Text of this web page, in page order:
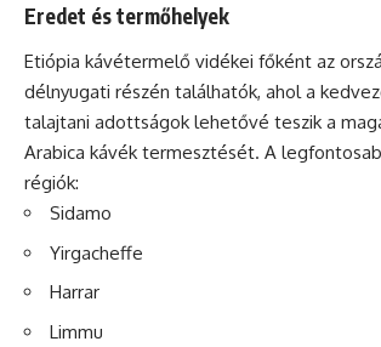
Eredet és termőhelyek
Etiópia kávétermelő vidékei főként az
délnyugati részén találhatók, ahol a
talajtani adottságok lehetővé teszik a
Arabica kávék termesztését. A
régiók:
Sidamo
Yirgacheffe
Harrar
Limmu